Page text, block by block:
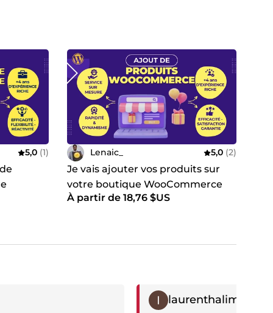
et optimisés SEO
pour transformer vos visiteurs en clients
optimisées, prêtes à vendre dès le premier jour
tourne sans vous
et directement exploitables
copywriting orienté résultats
du travail demandé."
5,0 (1) Lenaic_ 5,0 (2)
Je vais ajouter vos produits sur
votre boutique WooCommerce
À partir de 18,76 $US
Témoignage négatif
laurenthalimi